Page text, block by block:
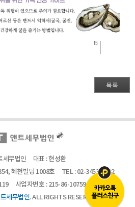
목록
세무법인
대표 : 현성환
혜천빌딩 1008호
TEL :02-3453-3232
사업자번호 : 215-86-10759
세무법인. ALL RIGHTS RESERVED.